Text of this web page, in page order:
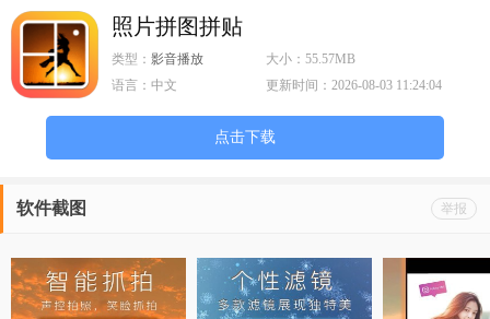
照片拼图拼贴
类型： 影音播放 大小：55.57MB
语言： 中文 更新时间：2026-08-03 11:24:04
点击下载
举报
软件截图